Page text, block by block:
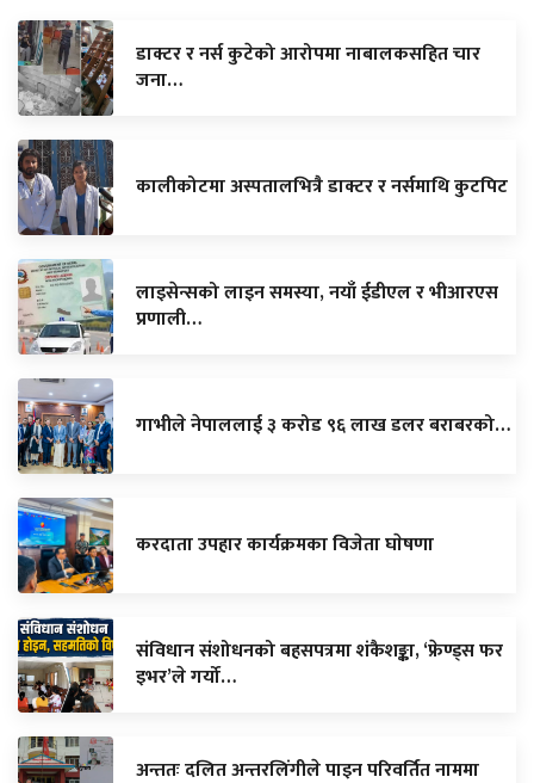
डाक्टर र नर्स कुटेको आरोपमा नाबालकसहित चार
जना…
कालीकोटमा अस्पतालभित्रै डाक्टर र नर्समाथि कुटपिट
लाइसेन्सको लाइन समस्या, नयाँ ईडीएल र भीआरएस
प्रणाली…
गाभीले नेपाललाई ३ करोड ९६ लाख डलर बराबरको…
करदाता उपहार कार्यक्रमका विजेता घाेषणा
संविधान संशोधनको बहसपत्रमा शंकैशङ्का, ‘फ्रेण्ड्स फर
इभर’ले गर्यो…
अन्ततः दलित अन्तरलिंगीले पाइन परिवर्तित नाममा